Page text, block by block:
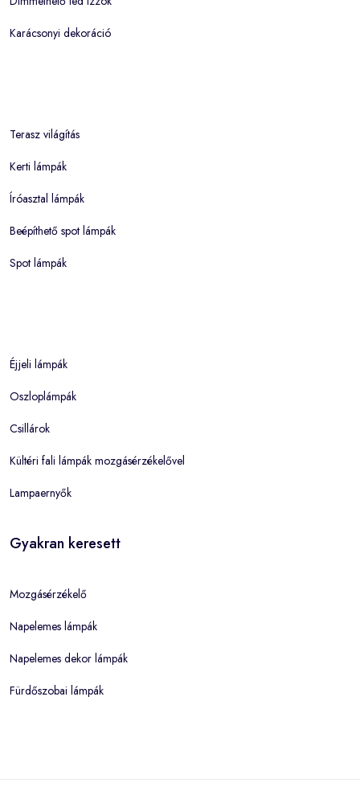
Karácsonyi dekoráció
Terasz világítás
Kerti lámpák
Íróasztal lámpák
Beépíthető spot lámpák
Spot lámpák
Éjjeli lámpák
Oszloplámpák
Csillárok
Kültéri fali lámpák mozgásérzékelővel
Lampaernyők
Gyakran keresett
Mozgásérzékelő
Napelemes lámpák
Napelemes dekor lámpák
Fürdőszobai lámpák